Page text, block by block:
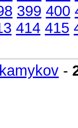
399 400
414 415
kamykov -